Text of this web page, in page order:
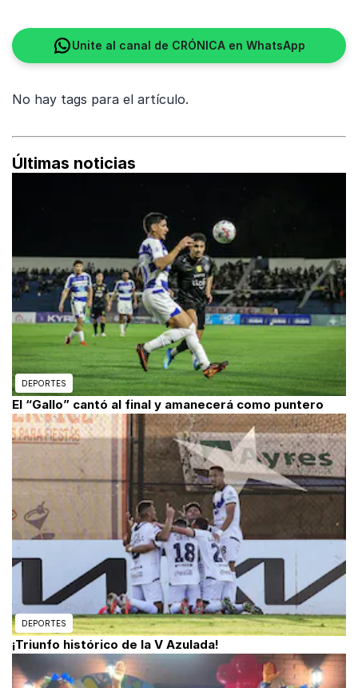
Unite al canal de CRÓNICA en WhatsApp
No hay tags para el artículo.
Últimas noticias
DEPORTES
El “Gallo” cantó al final y amanecerá como puntero
DEPORTES
¡Triunfo histórico de la V Azulada!